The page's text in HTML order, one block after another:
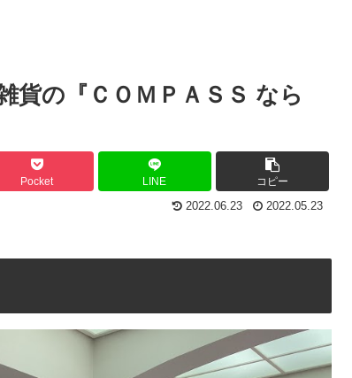
貨の『ＣＯＭＰＡＳＳ なら
Pocket LINE コピー
2022.06.23 2022.05.23